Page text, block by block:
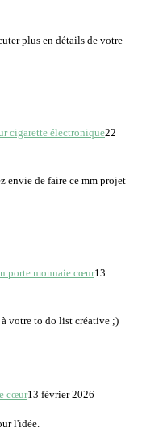
plus en détails de votre
cigarette électronique22
envie de faire ce mm projet
porte monnaie cœur13
votre to do list créative ;)
cœur13 février 2026
l'idée.